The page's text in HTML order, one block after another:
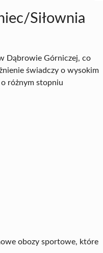
Siłownia
Dąbrowie Górniczej, co
świadczy o wysokim
różnym stopniu
obozy sportowe, które